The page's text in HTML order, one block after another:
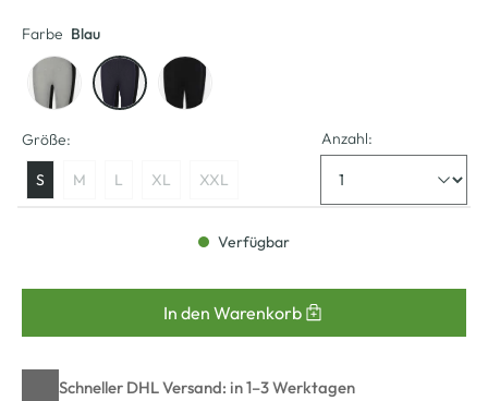
Farbe Blau
Größe:
S M L XL XXL
Anzahl:
Verfügbar
In den Warenkorb
Schneller DHL Versand: in 1–3 Werktagen